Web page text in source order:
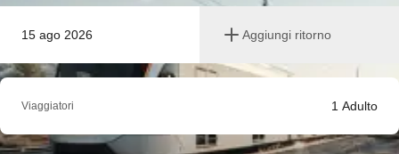
15 ago 2026 Aggiungi ritorno
Viaggiatori 1 Adulto